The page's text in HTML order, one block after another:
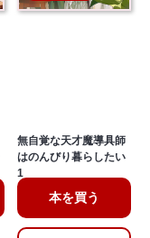
無自覚な天才魔導具師
はのんびり暮らしたい
1
本を買う